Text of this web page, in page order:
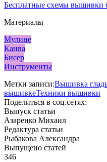
Бесплатные схемы вышивки
Материалы
Мулине
Канва
Бисер
Инструменты
Метки записи:Вышивка
вышивкеТехники вышивки
Поделиться в соц.сетях:
Выпуск статьи
Азаренко Михаил
Редактура статьи
Рыбакова Александра
Выпущено статей
346